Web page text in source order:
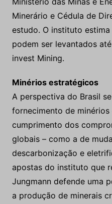
Minerário e Cédula de
estudo. O instituto
podem ser levantados
invest Mining.
Minérios estratégicos
A perspectiva do Brasil
fornecimento de
cumprimento dos
globais – como a de
descarbonização e
apostas do instituto que
Jungmann defende uma
a produção de minerais